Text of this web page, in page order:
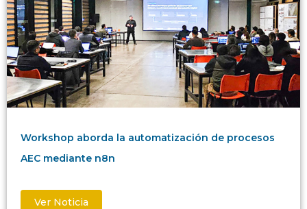
Workshop aborda la automatización de procesos
AEC mediante n8n
Ver Noticia